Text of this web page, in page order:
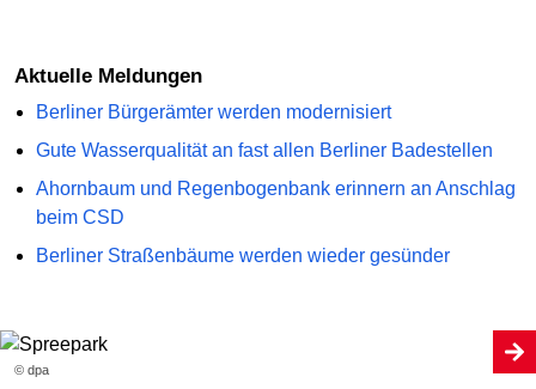
Aktuelle Meldungen
Berliner Bürgerämter werden modernisiert
Gute Wasserqualität an fast allen Berliner Badestellen
Ahornbaum und Regenbogenbank erinnern an Anschlag
beim CSD
Berliner Straßenbäume werden wieder gesünder
© dpa